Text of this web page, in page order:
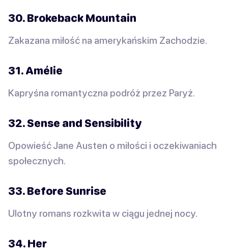
30. Brokeback Mountain
Zakazana miłość na amerykańskim Zachodzie.
31. Amélie
Kapryśna romantyczna podróż przez Paryż.
32. Sense and Sensibility
Opowieść Jane Austen o miłości i oczekiwaniach
społecznych.
33. Before Sunrise
Ulotny romans rozkwita w ciągu jednej nocy.
34. Her